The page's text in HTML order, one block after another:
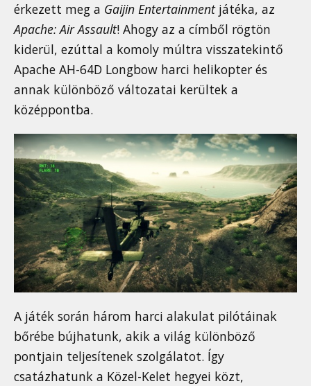
érkezett meg a Gaijin Entertainmentjátéka, az
Apache: Air Assault! Ahogy az a címből rögtön
kiderül, ezúttal a komoly múltra visszatekintő
Apache AH-64D Longbow harci helikopter és
annak különböző változatai kerültek a
középpontba.
A játék során három harci alakulat pilótáinak
bőrébe bújhatunk, akik a világ különböző
pontjain teljesítenek szolgálatot. Így
csatázhatunk a Közel-Kelet hegyei közt,